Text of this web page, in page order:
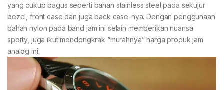
yang cukup bagus seperti bahan stainless steel pada sekujur
bezel, front case dan juga back case-nya. Dengan penggunaan
bahan nylon pada band jam ini selain memberikan nuansa
sporty, juga ikut mendongkrak “murahnya” harga produk jam
analog ini.